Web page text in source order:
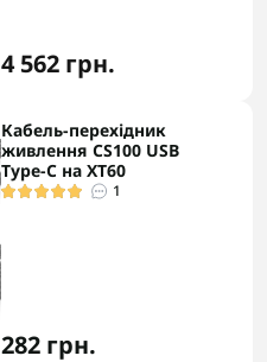
4 562 грн.
Кабель-перехідник
живлення CS100 USB
Type-C на XT60
1
282 грн.